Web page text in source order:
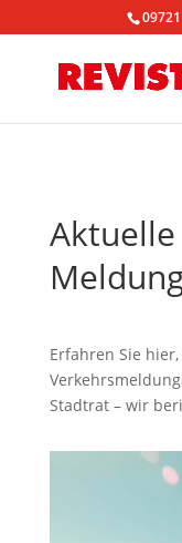
Erfahren Sie
Stadtrat – wir